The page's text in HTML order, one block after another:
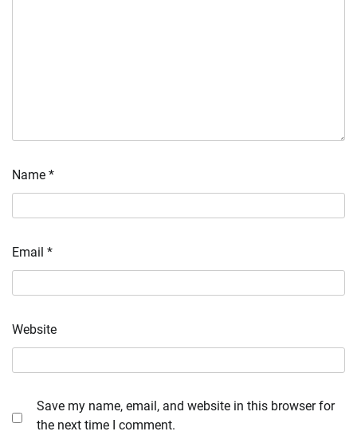
Name *
Email *
Website
Save my name, email, and website in this browser for
the next time I comment.